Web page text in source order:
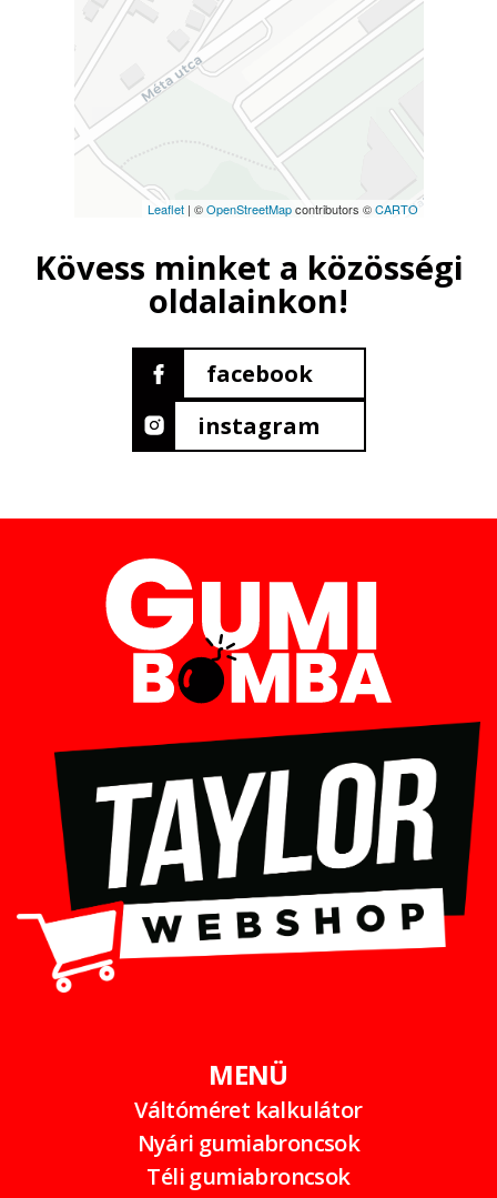
Leaflet| ©OpenStreetMapcontributors ©CARTO
Kövess minket a közösségi
oldalainkon!
facebook
instagram
MENÜ
Váltóméret kalkulátor
Nyári gumiabroncsok
Téli gumiabroncsok